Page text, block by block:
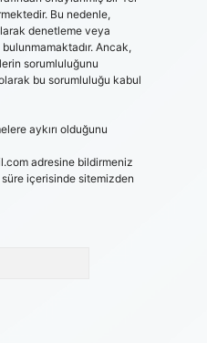
Bu nedenle,
denetleme veya
Ancak,
sorumluluğunu
bu sorumluluğu kabul
aykırı olduğunu
adresine bildirmeniz
içerisinde sitemizden